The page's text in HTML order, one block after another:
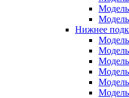
Нижнее